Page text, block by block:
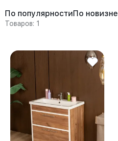
По популярностиПо новизне
Товаров: 1